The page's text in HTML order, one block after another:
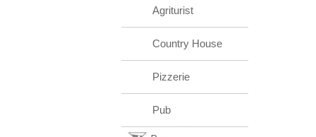
Agriturist
Country House
Pizzerie
Pub